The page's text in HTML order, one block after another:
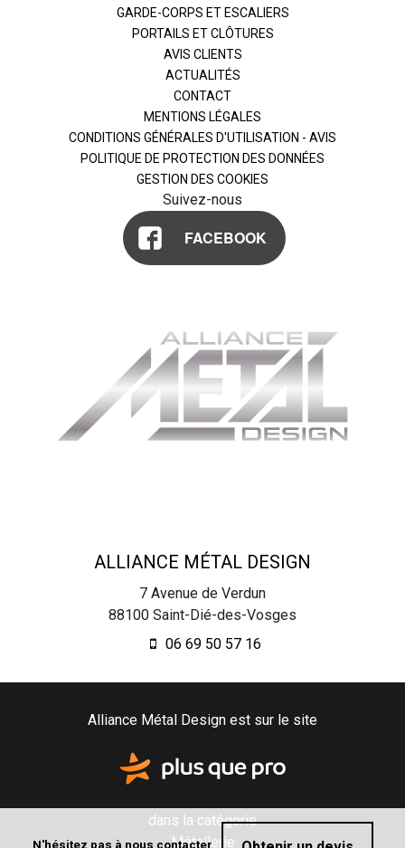
N'hésitez pas à nous contacter
GARDE-CORPS ET ESCALIERS
PORTAILS ET CLÔTURES
AVIS CLIENTS
ACTUALITÉS
CONTACT
MENTIONS LÉGALES
CONDITIONS GÉNÉRALES D'UTILISATION - AVIS
POLITIQUE DE PROTECTION DES DONNÉES
GESTION DES COOKIES
Suivez-nous
FACEBOOK
ALLIANCE MÉTAL DESIGN
7 Avenue de Verdun
88100 Saint-Dié-des-Vosges
06 69 50 57 16
Alliance Métal Design est sur le site
dans la catégorie
Métallerie